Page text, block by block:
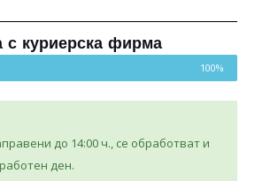
с куриерска фирма
100%
до 14:00 ч., се обработват и
ден.